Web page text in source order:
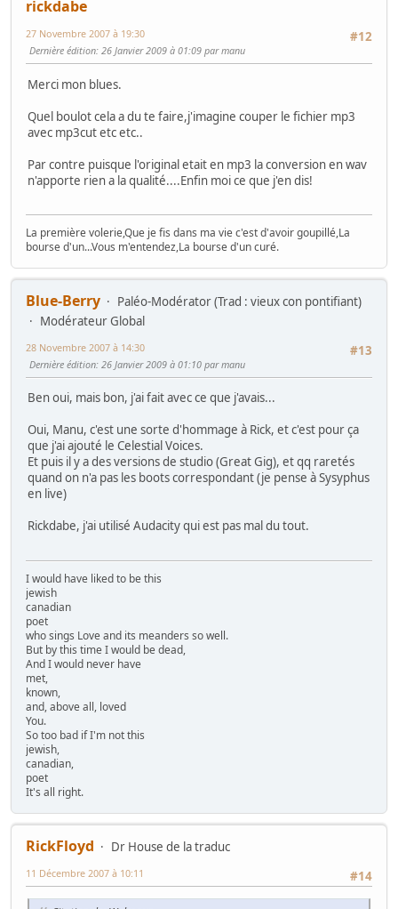
rickdabe
#12
27 Novembre 2007 à 19:30
Dernière édition: 26 Janvier 2009 à 01:09 par manu
Merci mon blues.
Quel boulot cela a du te faire,j'imagine couper le fichier mp3
avec mp3cut etc etc..
Par contre puisque l'original etait en mp3 la conversion en wav
n'apporte rien a la qualité....Enfin moi ce que j'en dis!
La première volerie,Que je fis dans ma vie c'est d'avoir goupillé,La
bourse d'un...Vous m'entendez,La bourse d'un curé.
Blue-Berry
Paléo-Modérator (Trad : vieux con pontifiant)
Modérateur Global
#13
28 Novembre 2007 à 14:30
Dernière édition: 26 Janvier 2009 à 01:10 par manu
Ben oui, mais bon, j'ai fait avec ce que j'avais...
Oui, Manu, c'est une sorte d'hommage à Rick, et c'est pour ça
que j'ai ajouté le Celestial Voices.
Et puis il y a des versions de studio (Great Gig), et qq raretés
quand on n'a pas les boots correspondant (je pense à Sysyphus
en live)
Rickdabe, j'ai utilisé Audacity qui est pas mal du tout.
I would have liked to be this
jewish
canadian
poet
who sings Love and its meanders so well.
But by this time I would be dead,
And I would never have
met,
known,
and, above all, loved
You.
So too bad if I'm not this
jewish,
canadian,
poet
It's all right.
RickFloyd
Dr House de la traduc
#14
11 Décembre 2007 à 10:11